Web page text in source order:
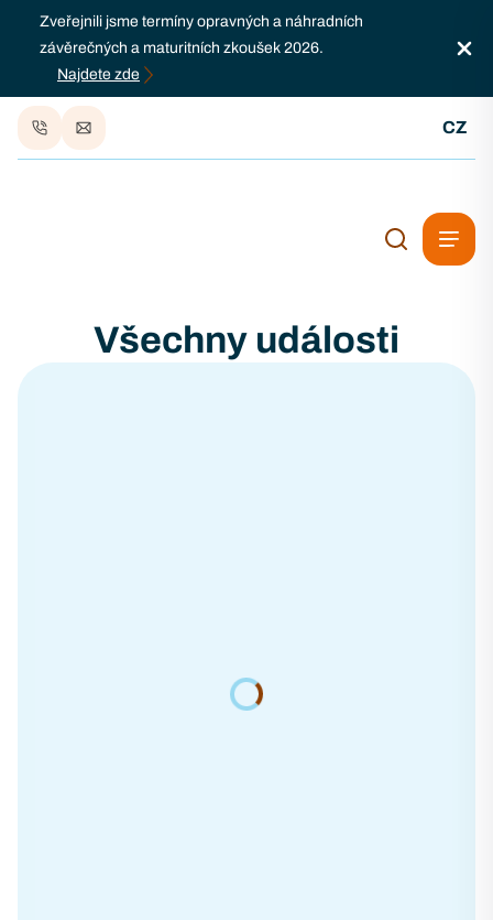
Zveřejnili jsme termíny opravných a náhradních
závěrečných a maturitních zkoušek 2026.
Najdete zde
CZ
Všechny události